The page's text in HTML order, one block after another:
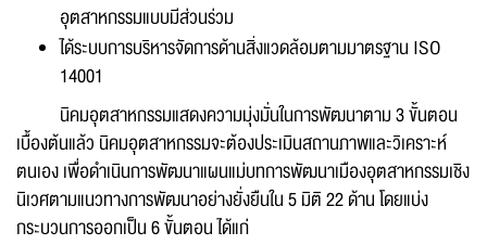
อุตสาหกรรมแบบมีส่วนร่วม
ได้ระบบการบริหารจัดการด้านสิ่งแวดล้อมตามมาตรฐาน ISO
14001
นิคมอุตสาหกรรมแสดงความมุ่งมั่นในการพัฒนาตาม 3 ขั้นตอน
เบื้องต้นแล้ว นิคมอุตสาหกรรมจะต้องประเมินสถานภาพและวิเคราะห์
ตนเอง เพื่อดำเนินการพัฒนาแผนแม่บทการพัฒนาเมืองอุตสาหกรรมเชิง
นิเวศตามแนวทางการพัฒนาอย่างยั่งยืนใน 5 มิติ 22 ด้าน โดยแบ่ง
กระบวนการออกเป็น 6 ขั้นตอน ได้แก่